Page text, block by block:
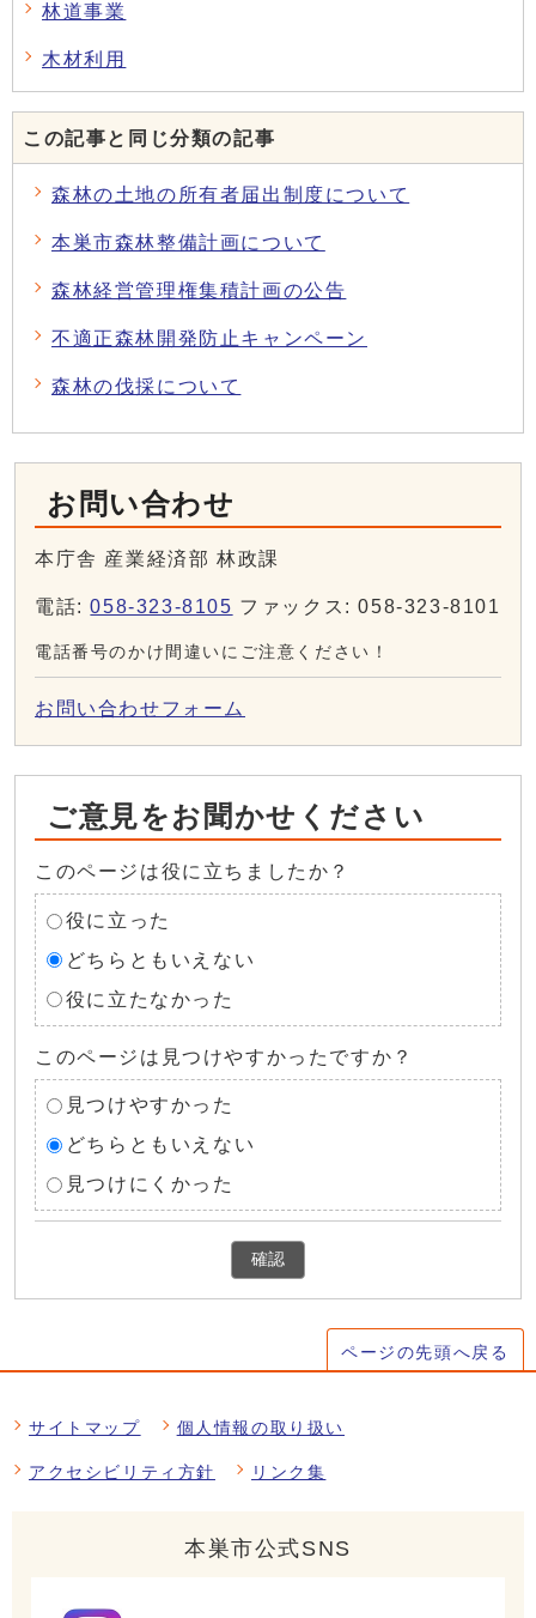
林道事業
木材利用
この記事と同じ分類の記事
森林の土地の所有者届出制度について
本巣市森林整備計画について
森林経営管理権集積計画の公告
不適正森林開発防止キャンペーン
森林の伐採について
お問い合わせ
本庁舎 産業経済部 林政課
電話:058-323-8105 ファックス: 058-323-8101
電話番号のかけ間違いにご注意ください！
お問い合わせフォーム
ご意見をお聞かせください
このページは役に立ちましたか？
役に立った
どちらともいえない
役に立たなかった
このページは見つけやすかったですか？
見つけやすかった
どちらともいえない
見つけにくかった
確認
ページの先頭へ戻る
サイトマップ 個人情報の取り扱い
アクセシビリティ方針 リンク集
本巣市公式SNS